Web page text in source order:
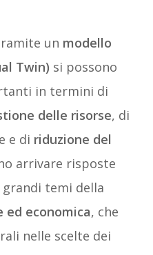
un modello
Twin) si possono
in termini di
delle risorse, di
e di riduzione del
arrivare risposte
temi della
economica, che
nelle scelte dei